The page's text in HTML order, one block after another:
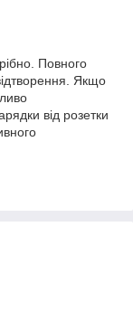
Повного
Якщо
від розетки